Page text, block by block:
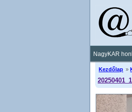
NagyKAR
Kezdőlap »